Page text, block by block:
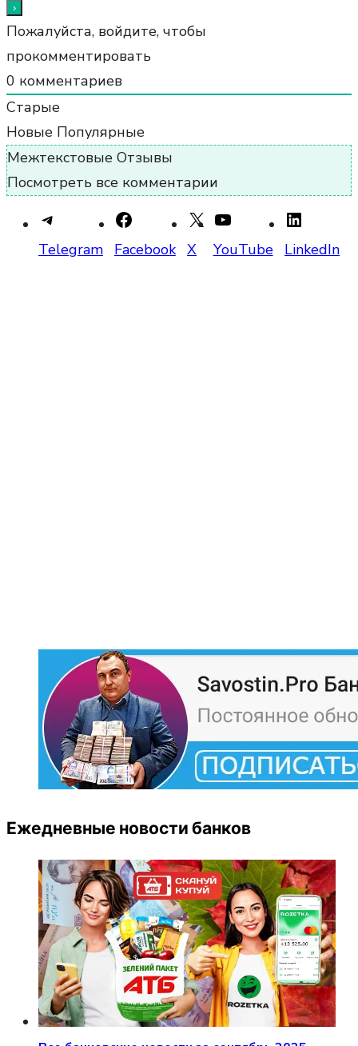
Пожалуйста, войдите, чтобы
прокомментировать
0 комментариев
Старые
Новые Популярные
Межтекстовые Отзывы
Посмотреть все комментарии
Telegram Facebook X YouTube LinkedIn
Ежедневные новости банков